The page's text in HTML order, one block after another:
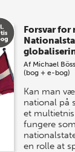
Forsvar for
Af Michael Böss
(bog + e-bog)
Kan man
national på
et
fungere
en rolle at